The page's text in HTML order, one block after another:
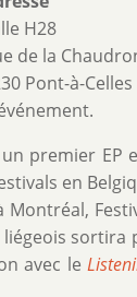
H28
de la
Pont-à-Celles
premier EP
en
liégeois
avec le